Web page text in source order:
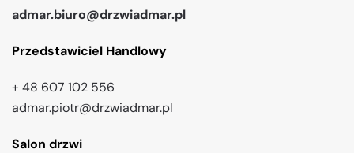
admar.biuro@drzwiadmar.pl
Przedstawiciel Handlowy
+ 48 607 102 556
admar.piotr@drzwiadmar.pl
Salon drzwi